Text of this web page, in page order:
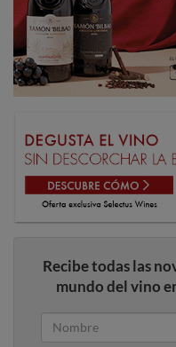
Recibe todas las
mundo del vino